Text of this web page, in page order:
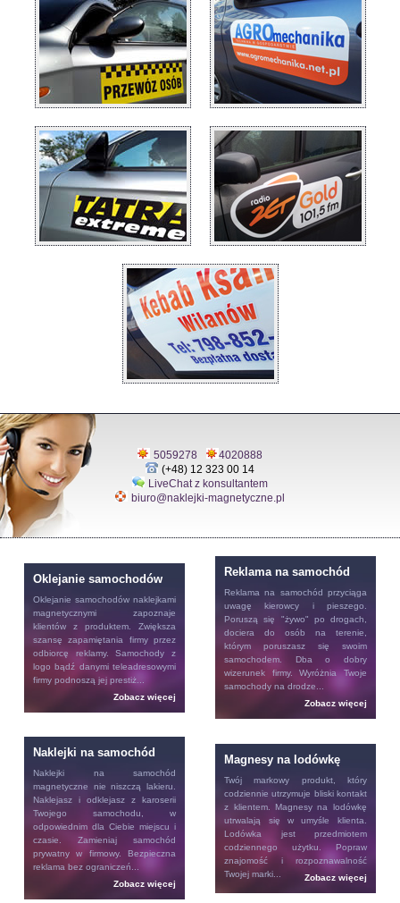
5059278
4020888
(+48) 12 323 00 14
LiveChat z konsultantem
biuro@naklejki-magnetyczne.pl
Oklejanie samochodów
Oklejanie samochodów naklejkami
magnetycznymi zapoznaje
klientów z produktem. Zwiększa
szansę zapamiętania firmy przez
odbiorcę reklamy. Samochody z
logo bądź danymi teleadresowymi
firmy podnoszą jej prestiż...
Zobacz więcej
Reklama na samochód
Reklama na samochód przyciąga
uwagę kierowcy i pieszego.
Poruszą się "żywo" po drogach,
dociera do osób na terenie,
którym poruszasz się swoim
samochodem. Dba o dobry
wizerunek firmy. Wyróżnia Twoje
samochody na drodze...
Zobacz więcej
Naklejki na samochód
Naklejki na samochód
magnetyczne nie niszczą lakieru.
Naklejasz i odklejasz z karoserii
Twojego samochodu, w
odpowiednim dla Ciebie miejscu i
czasie. Zamieniaj samochód
prywatny w firmowy. Bezpieczna
reklama bez ograniczeń...
Zobacz więcej
Magnesy na lodówkę
Twój markowy produkt, który
codziennie utrzymuje bliski kontakt
z klientem. Magnesy na lodówkę
utrwalają się w umyśle klienta.
Lodówka jest przedmiotem
codziennego użytku. Popraw
znajomość i rozpoznawalność
Twojej marki...
Zobacz więcej